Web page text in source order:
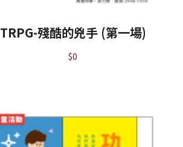
TRPG-殘酷的兇手 (第一場)
$0